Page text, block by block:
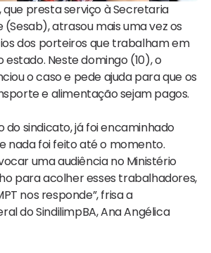
que presta serviço à Secretaria
(Sesab), atrasou mais uma vez os
dos porteiros que trabalham em
estado. Neste domingo (10), o
o caso e pede ajuda para que os
e alimentação sejam pagos.
do sindicato, já foi encaminhado
nada foi feito até o momento.
uma audiência no Ministério
para acolher esses trabalhadores,
nos responde”, frisa a
do SindilimpBA, Ana Angélica